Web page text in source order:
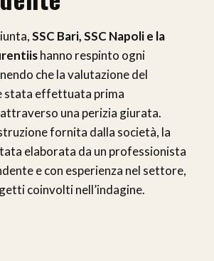
SSC Bari, SSC Napoli e la
hanno respinto ogni
che la valutazione del
stata effettuata prima
una perizia giurata.
fornita dalla società, la
elaborata da un professionista
e con esperienza nel settore,
coinvolti nell’indagine.